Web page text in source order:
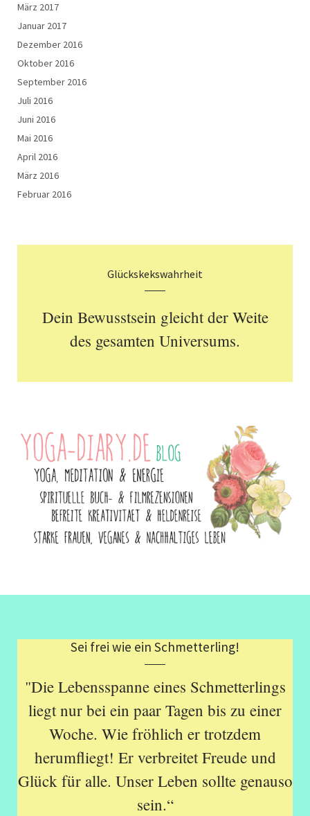
März 2017
Januar 2017
Dezember 2016
Oktober 2016
September 2016
Juli 2016
Juni 2016
Mai 2016
April 2016
März 2016
Februar 2016
Glückskekswahrheit
Dein Bewusstsein gleicht der Weite
des gesamten Universums.
Sei frei wie ein Schmetterling!
"Die Lebensspanne eines Schmetterlings
liegt nur bei ein paar Tagen bis zu einer
Woche. Wie fröhlich er trotzdem
herumfliegt! Er verbreitet Freude und
Glück für alle. Unser Leben sollte genauso
sein.“